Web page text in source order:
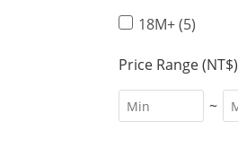
18M+ (5)
Price Range (NT$)
~